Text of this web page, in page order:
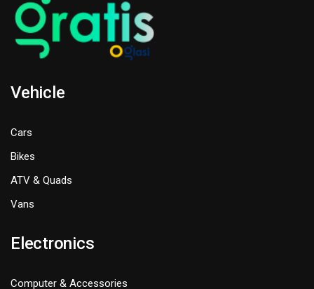
Vehicle
Cars
Bikes
ATV & Quads
Vans
Electronics
Computer & Accessories